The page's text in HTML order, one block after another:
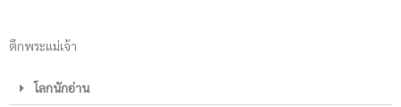
ตึกพระแม่เจ้า
โลกนักอ่าน